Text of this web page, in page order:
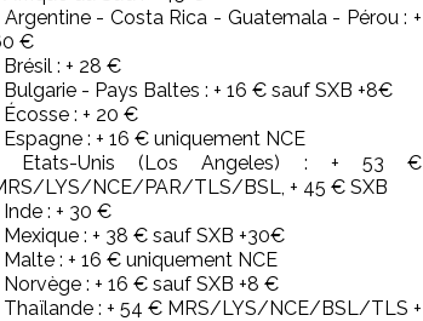
Argentine - Costa Rica - Guatemala - Pérou : +
€
: + 28 €
- Pays Baltes : + 16 € sauf SXB +8€
: + 20 €
: + 16 € uniquement NCE
Etats-Unis (Los Angeles) : + 53 €
LYS/NCE/PAR/TLS/BSL, + 45 € SXB
: + 30 €
: + 38 € sauf SXB +30€
: + 16 € uniquement NCE
: + 16 € sauf SXB +8 €
Thaïlande : + 54 € MRS/LYS/NCE/BSL/TLS +